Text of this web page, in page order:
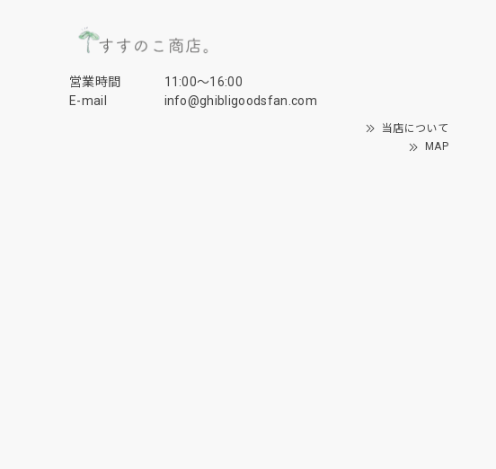
営業時間
11:00〜16:00
E-mail
info@ghibligoodsfan.com
当店について
MAP